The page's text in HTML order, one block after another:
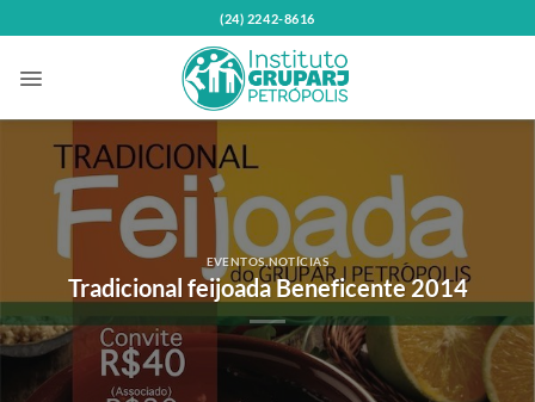
to
(24) 2242-8616
EVENTOS,NOTÍCIAS
Tradicional feijoada Beneficente 2014